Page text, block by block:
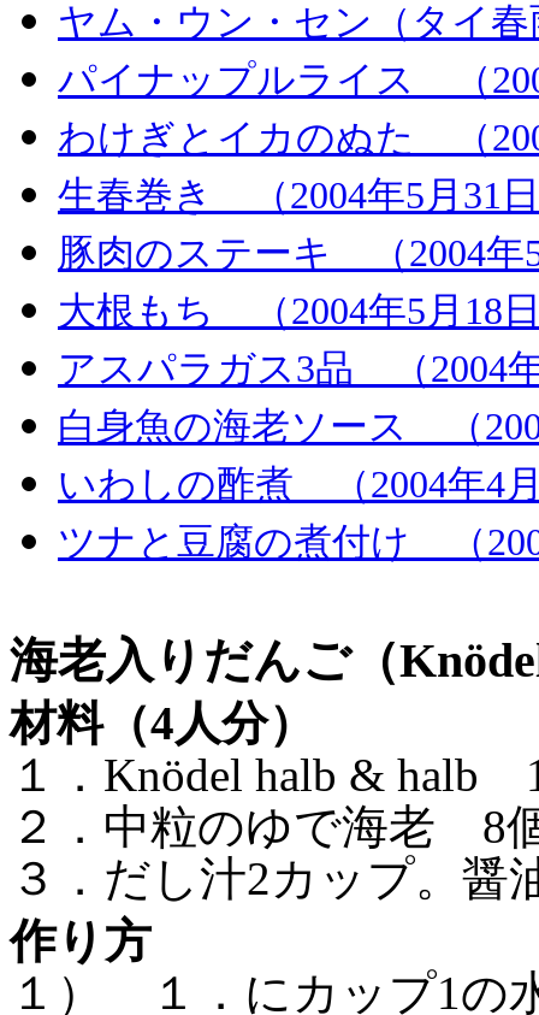
ヤム・ウン・セン（タイ
パイナップルライス （
わけぎとイカのぬた （
生春巻き （2004年5月31
豚肉のステーキ （2004年
大根もち （2004年5月18
アスパラガス3品 （2004
白身魚の海老ソース （
いわしの酢煮 （2004年4
ツナと豆腐の煮付け （
海老入りだんご（Knö
材料（4人分）
１．Knödel halb & halb
２．中粒のゆで海老 8
３．だし汁2カップ。醤
作り方
１） １． にカップ1の